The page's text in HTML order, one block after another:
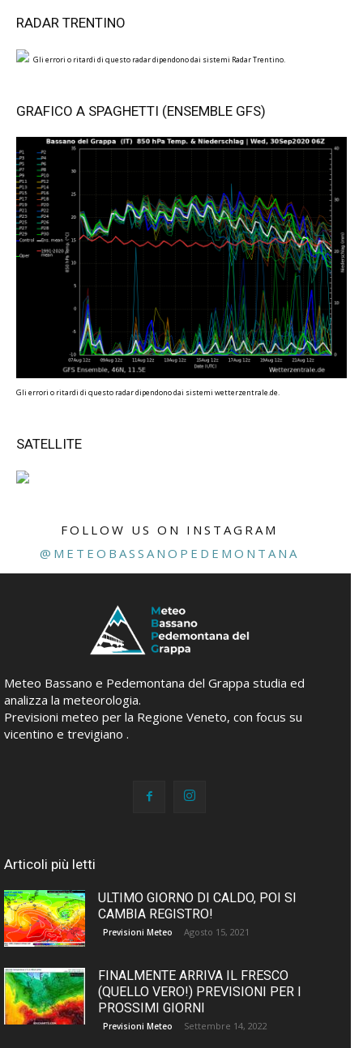
RADAR TRENTINO
Gli errori o ritardi di questo radar dipendono dai sistemi Radar Trentino.
GRAFICO A SPAGHETTI (ENSEMBLE GFS)
Gli errori o ritardi di questo radar dipendono dai sistemi wetterzentrale.de.
SATELLITE
FOLLOW US ON INSTAGRAM
@METEOBASSANOPEDEMONTANA
Meteo Bassano e Pedemontana del Grappa studia ed
analizza la meteorologia.
Previsioni meteo per la Regione Veneto, con focus su
vicentino e trevigiano .
Articoli più letti
ULTIMO GIORNO DI CALDO, POI SI
CAMBIA REGISTRO!
Previsioni Meteo Agosto 15, 2021
FINALMENTE ARRIVA IL FRESCO
(QUELLO VERO!) PREVISIONI PER I
PROSSIMI GIORNI
Previsioni Meteo Settembre 14, 2022